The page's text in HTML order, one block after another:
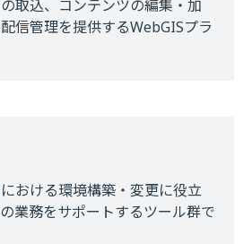
取込、コンテンツの編集・加
信管理を提供するWebGISプラ
おける環境構築・変更に役立
業務をサポートするツール群で